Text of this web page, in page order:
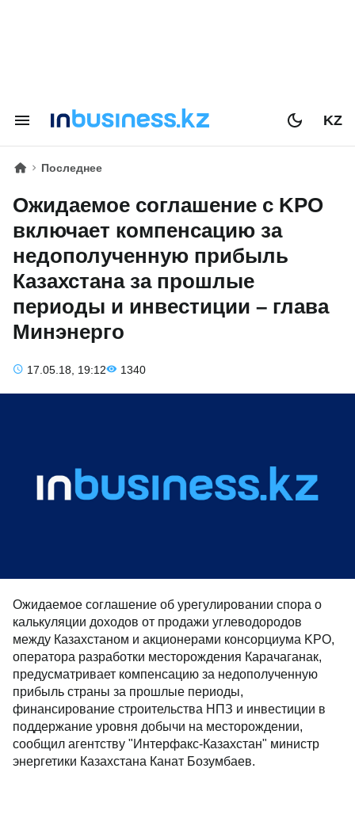
KZ
Последнее
Ожидаемое соглашение с KPO
включает компенсацию за
недополученную прибыль
Казахстана за прошлые
периоды и инвестиции – глава
Минэнерго
17.05.18, 19:12 1340
Ожидаемое соглашение об урегулировании спора о
калькуляции доходов от продажи углеводородов
между Казахстаном и акционерами консорциума KPO,
оператора разработки месторождения Карачаганак,
предусматривает компенсацию за недополученную
прибыль страны за прошлые периоды,
финансирование строительства НПЗ и инвестиции в
поддержание уровня добычи на месторождении,
сообщил агентству "Интерфакс-Казахстан" министр
энергетики Казахстана Канат Бозумбаев.